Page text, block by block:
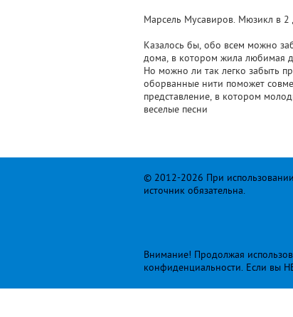
Марсель Мусавиров. Мюзикл в 2
Казалось бы, обо всем можно
дома, в котором жила любимая
Но можно ли так легко забыть
оборванные нити поможет
представление, в котором
веселые песни
© 2012-2026 При
источник обязательна.
Внимание! Продолжая
конфиденциальности. Если вы